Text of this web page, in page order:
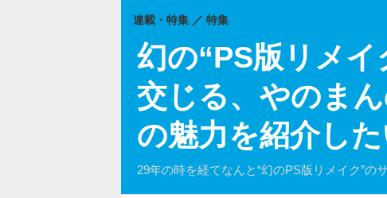
幻の“PS版リメイ
交じる、やのま
の魅力を紹介し
29年の時を経てなんと“幻のPS版リメイク”の
連載・特集 特集